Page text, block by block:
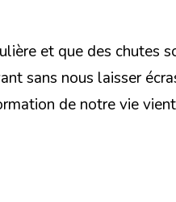
et que des chutes
sans nous laisser
de notre vie